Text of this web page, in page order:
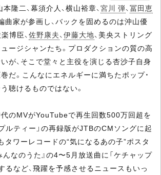
本隆二、幕須介人、横山裕章、 宮川 弾、 冨田恵
曲家が参画し、バックを固めるのは沖山優
楽博臣、 佐野康夫、 伊藤大地、美央ストリング
ージシャンたち。プロダクションの質の高
が、そこで堂々と主役を演じる杏沙子自身
だ。こんなにエネルギーに満ちたポップ・
聴けるものではない。
のMVがYouTubeで再生回数500万回超を
ルティー」の再録版がJTBのCMソングに起
タワーレコードの“気になるあの子”ポスタ
んなのうた』の4〜5月放送曲に「ケチャップ
るなど、飛躍を予感させるニュースもいっ